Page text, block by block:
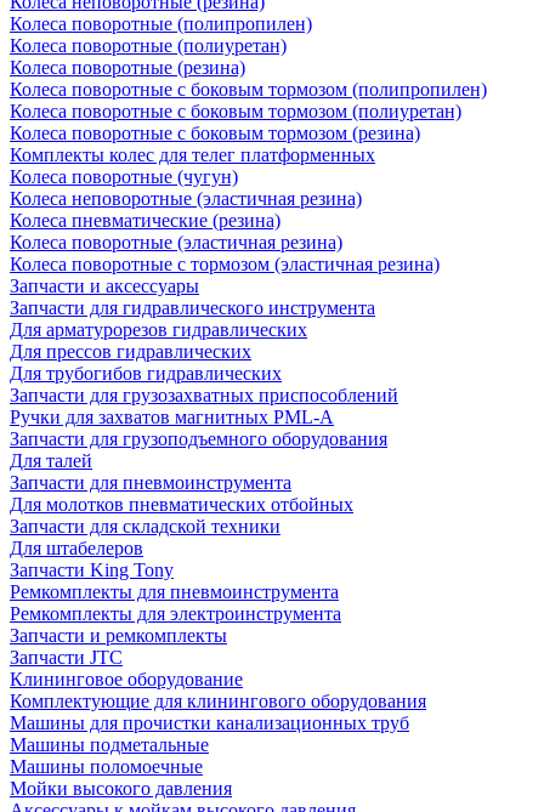
Колеса поворотные (полипропилен)
Колеса поворотные (полиуретан)
Колеса поворотные (резина)
Колеса поворотные c боковым тормозом (полипропилен)
Колеса поворотные c боковым тормозом (полиуретан)
Колеса поворотные c боковым тормозом (резина)
Комплекты колес для телег платформенных
Колеса поворотные (чугун)
Колеса неповоротные (эластичная резина)
Колеса пневматические (резина)
Колеса поворотные (эластичная резина)
Колеса поворотные c тормозом (эластичная резина)
Запчасти и аксессуары
Запчасти для гидравлического инструмента
Для арматурорезов гидравлических
Для прессов гидравлических
Для трубогибов гидравлических
Запчасти для грузозахватных приспособлений
Ручки для захватов магнитных PML-A
Запчасти для грузоподъемного оборудования
Для талей
Запчасти для пневмоинструмента
Для молотков пневматических отбойных
Запчасти для складской техники
Для штабелеров
Запчасти King Tony
Ремкомплекты для пневмоинструмента
Ремкомплекты для электроинструмента
Запчасти и ремкомплекты
Запчасти JTC
Клининговое оборудование
Комплектующие для клинингового оборудования
Машины для прочистки канализационных труб
Машины подметальные
Машины поломоечные
Мойки высокого давления